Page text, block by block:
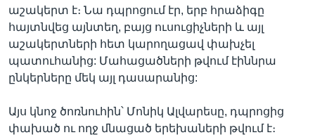
աշակերտ է։ Նա դպրոցում էր, երբ հրաձիգը
հայտնվեց այնտեղ, բայց ուսուցիչների և այլ
աշակերտների հետ կարողացավ փախչել
պատուհանից: Մահացածների թվում էիննրա
ընկերները մեկ այլ դասարանից:
Այս կնոջ ծոռնուհին՝ Մոնիկ Ալվարեսը, դպրոցից
փախած ու ողջ մնացած երեխաների թվում է։